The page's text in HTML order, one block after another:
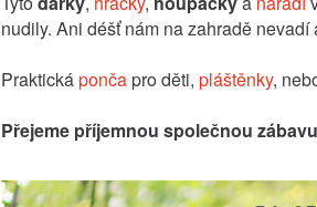
nudily. Ani déšť nám na zahradě
Praktickápončapro děti, pláštěnky,
Přejeme příjemnou společnou